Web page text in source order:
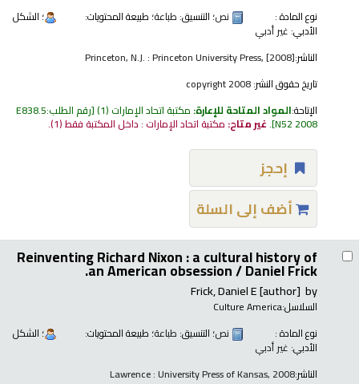
نوع المادة :
نص؛ التنسيق: طباعة؛ طبيعة المحتويات: ؛ الشكل
الأدبي: غير أدبي
الناشر:Princeton, N.J. : Princeton University Press, [2008]
تاريخ حقوق النشر:
الإتاحة:المواد المتاحة للإعارة: مكتبة اتحاد الإمارات (1) رقم الطلب:E838.5
N52 2008
.غير متاح: مكتبة اتحاد الإمارات : داخل المكتبة فقط(1).
إحجز
أضف إلى السلة
Reinventing Richard Nixon : a cultural history of
an American obsession /Daniel Frick.
by
Frick, Daniel E[author]
السلاسل:Culture America
نوع المادة :
نص؛ التنسيق: طباعة؛ طبيعة المحتويات: ؛ الشكل
الأدبي: غير أدبي
الناشر:Lawrence : University Press of Kansas, 2008